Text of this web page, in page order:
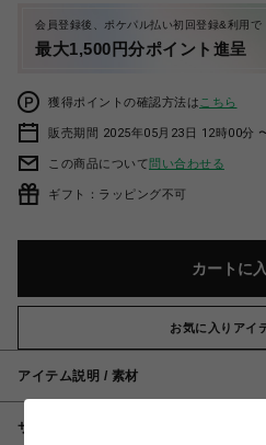
会員登録後、ポケパル払い初回登録&利用で
最大1,500円分ポイント進呈
獲得ポイントの確認方法は こちら
販売期間 2025年05月23日 12時00分
この商品について問い合わせる
ギフト：ラッピング不可
カートに
お気に入りアイ
アイテム説明 / 素材
サイズ